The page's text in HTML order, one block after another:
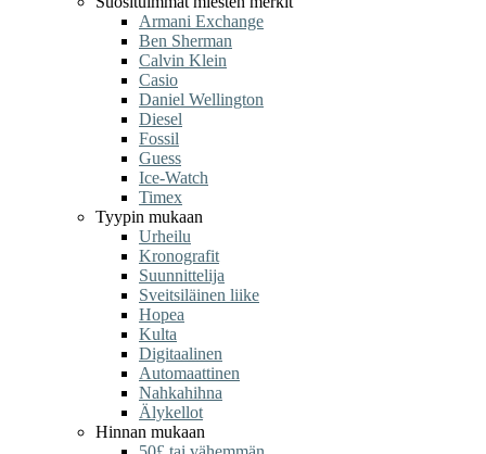
Armani Exchange
Ben Sherman
Calvin Klein
Casio
Daniel Wellington
Diesel
Fossil
Guess
Ice-Watch
Timex
Tyypin mukaan
Urheilu
Kronografit
Suunnittelija
Sveitsiläinen liike
Hopea
Kulta
Digitaalinen
Automaattinen
Nahkahihna
Älykellot
Hinnan mukaan